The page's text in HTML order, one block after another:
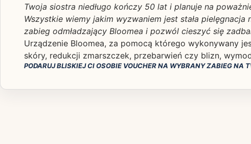
Twoja siostra niedługo kończy 50 lat i planuje na
Wszystkie wiemy jakim wyzwaniem jest stała
zabieg odmładzający Bloomea i pozwól cieszyć się
Urządzenie Bloomea, za pomocą którego wykonywany
skóry, redukcji zmarszczek, przebarwień czy blizn,
PODARUJ BLISKIEJ CI OSOBIE VOUCHER NA WYBRANY ZABIEG NA